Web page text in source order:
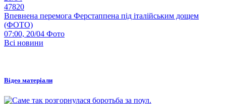
47820
Впевнена перемога Ферстаппена під італійським дощем
(ФОТО)
07:00, 20/04 Фото
Всі новини
Відео матеріали